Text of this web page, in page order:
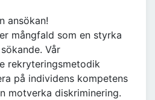
ansökan!
mångfald som en styrka
Vår
rekryteringsmetodik
på individens kompetens
motverka diskriminering.